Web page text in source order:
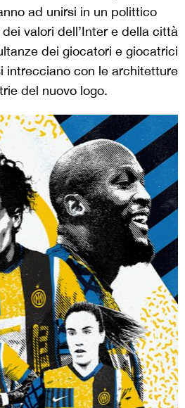
ad unirsi in un polittico
valori dell’Inter e della città
dei giocatori e giocatrici
intrecciano con le architetture
del nuovo logo.